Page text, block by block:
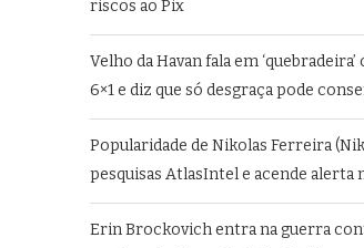
riscos ao Pix
Velho da Havan fala em
6×1 e diz que só desgraça pode
Popularidade de Nikolas Ferreira
pesquisas AtlasIntel e acende alerta
Erin Brockovich entra na guerra